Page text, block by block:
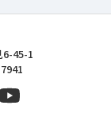
6-45-1